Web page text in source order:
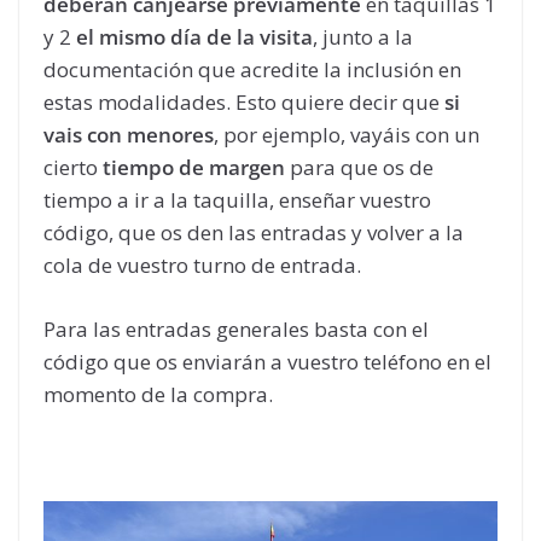
y 2 el mismo día de la visita, junto a la
documentación que acredite la inclusión en
estas modalidades. Esto quiere decir que si
vais con menores, por ejemplo, vayáis con un
cierto tiempo de margen para que os de
tiempo a ir a la taquilla, enseñar vuestro
código, que os den las entradas y volver a la
cola de vuestro turno de entrada.
Para las entradas generales basta con el
código que os enviarán a vuestro teléfono en el
momento de la compra.